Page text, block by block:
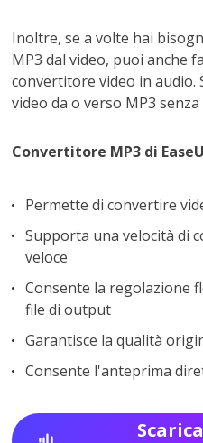
Inoltre, se a volte hai
MP3 dal video, puoi anche
convertitore video in audio.
video da o verso MP3
Convertitore MP3 di
Permette di convertire
Supporta una velocità di
veloce
Consente la regolazione
file di output
Garantisce la qualità
Consente l'anteprima